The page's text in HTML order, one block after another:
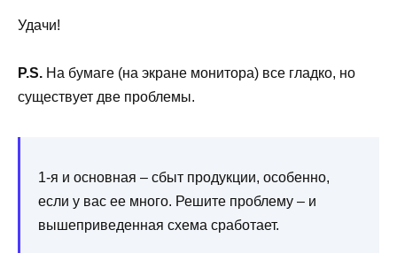
Удачи!
P.S. На бумаге (на экране монитора) все гладко, но
существует две проблемы.
1-я и основная – сбыт продукции, особенно,
если у вас ее много. Решите проблему – и
вышеприведенная схема сработает.